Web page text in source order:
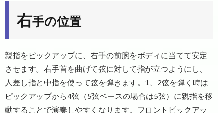
右手の位置
親指をピックアップに、右手の前腕をボディに当てて安定
させます。右手首を曲げて弦に対して指が立つようにし、
人差し指と中指を使って弦を弾きます。1、2弦を弾く時は
ピックアップから4弦（5弦ベースの場合は5弦）に親指を移
動することで演奏しやすくなります。フロントピックアッ